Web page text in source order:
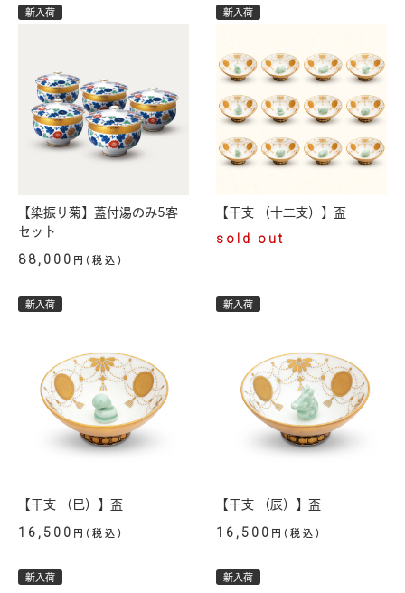
新入荷
【染振り菊】蓋付湯のみ5客
セット
88,000 円(税込)
新入荷
【干支 （十二支）】盃
sold out
新入荷
【干支 （巳）】盃
16,500 円(税込)
新入荷
【干支 （辰）】盃
16,500 円(税込)
新入荷 新入荷